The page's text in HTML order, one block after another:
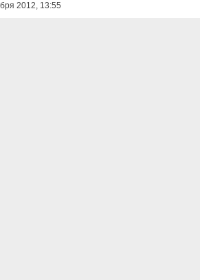
2012, 13:55